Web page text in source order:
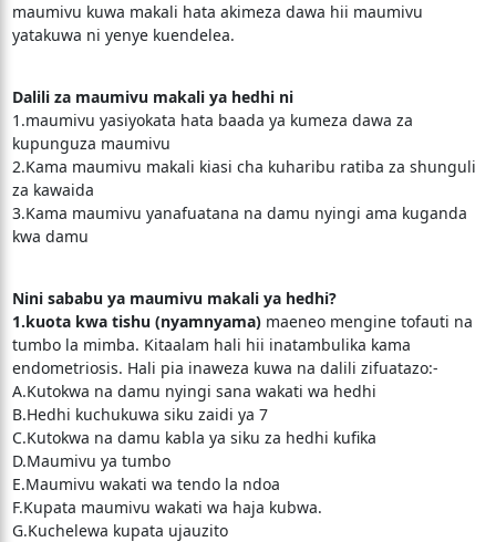
maumivu kuwa makali hata akimeza dawa hii maumivu
yatakuwa ni yenye kuendelea.
Dalili za maumivu makali ya hedhi ni
1.maumivu yasiyokata hata baada ya kumeza dawa za
kupunguza maumivu
2.Kama maumivu makali kiasi cha kuharibu ratiba za shunguli
za kawaida
3.Kama maumivu yanafuatana na damu nyingi ama kuganda
kwa damu
Nini sababu ya maumivu makali ya hedhi?
1.kuota kwa tishu (nyamnyama)maeneo mengine tofauti na
tumbo la mimba. Kitaalam hali hii inatambulika kama
endometriosis. Hali pia inaweza kuwa na dalili zifuatazo:-
A.Kutokwa na damu nyingi sana wakati wa hedhi
B.Hedhi kuchukuwa siku zaidi ya 7
C.Kutokwa na damu kabla ya siku za hedhi kufika
D.Maumivu ya tumbo
E.Maumivu wakati wa tendo la ndoa
F.Kupata maumivu wakati wa haja kubwa.
G.Kuchelewa kupata ujauzito